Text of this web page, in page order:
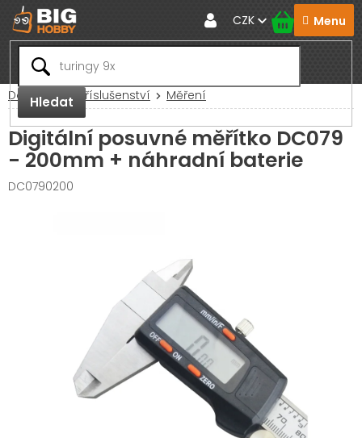
Přejít
na
obsah
Hledat
CZK
Domů RC Příslušenství Měření
Digitální posuvné měřítko DC079
- 200mm + náhradní baterie
DC0790200